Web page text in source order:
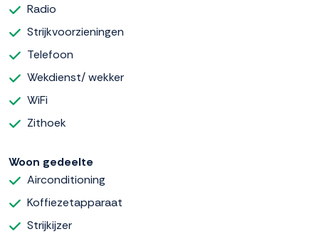
Radio
Strijkvoorzieningen
Telefoon
Wekdienst/ wekker
WiFi
Zithoek
Woon gedeelte
Airconditioning
Koffiezetapparaat
Strijkijzer